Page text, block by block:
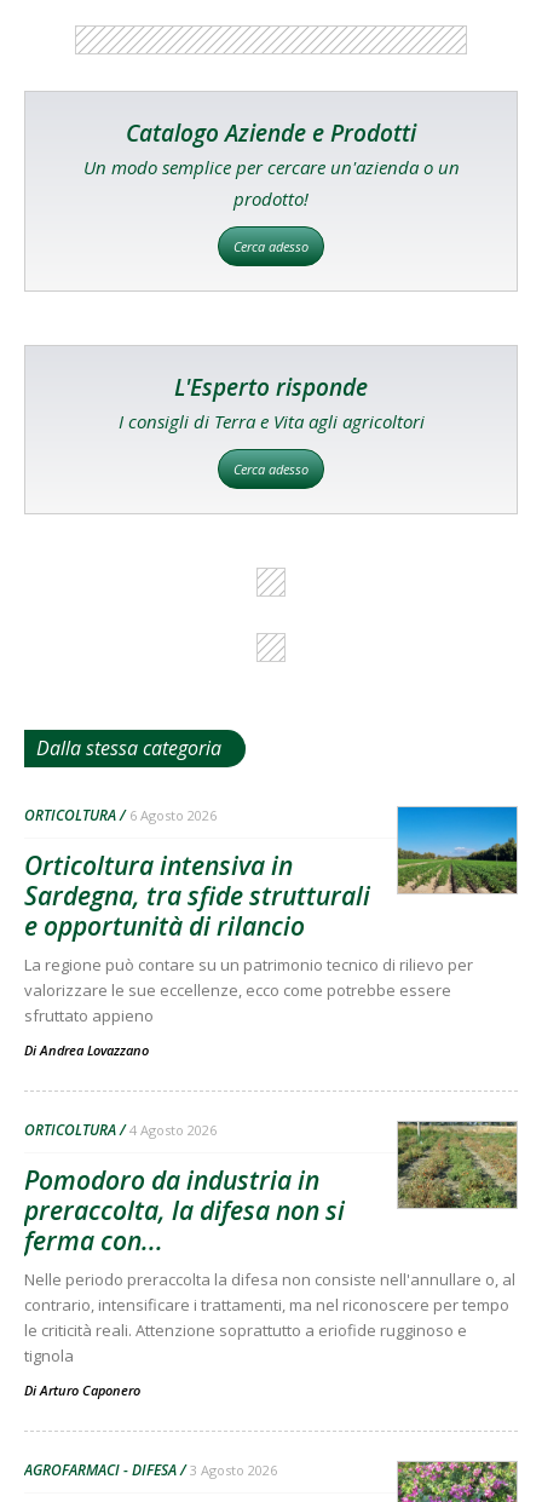
Catalogo Aziende e Prodotti
Un modo semplice per cercare un'azienda o un
prodotto!
Cerca adesso
L'Esperto risponde
I consigli di Terra e Vita agli agricoltori
Cerca adesso
Dalla stessa categoria
ORTICOLTURA 6 Agosto 2026
Orticoltura intensiva in
Sardegna, tra sfide strutturali
e opportunità di rilancio
La regione può contare su un patrimonio tecnico di rilievo per
valorizzare le sue eccellenze, ecco come potrebbe essere
sfruttato appieno
DiAndrea Lovazzano
ORTICOLTURA 4 Agosto 2026
Pomodoro da industria in
preraccolta, la difesa non si
ferma con...
Nelle periodo preraccolta la difesa non consiste nell'annullare o, al
contrario, intensificare i trattamenti, ma nel riconoscere per tempo
le criticità reali. Attenzione soprattutto a eriofide rugginoso e
tignola
DiArturo Caponero
AGROFARMACI - DIFESA 3 Agosto 2026